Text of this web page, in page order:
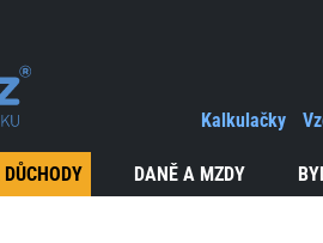
DANĚ A MZDY
Kalkulačky